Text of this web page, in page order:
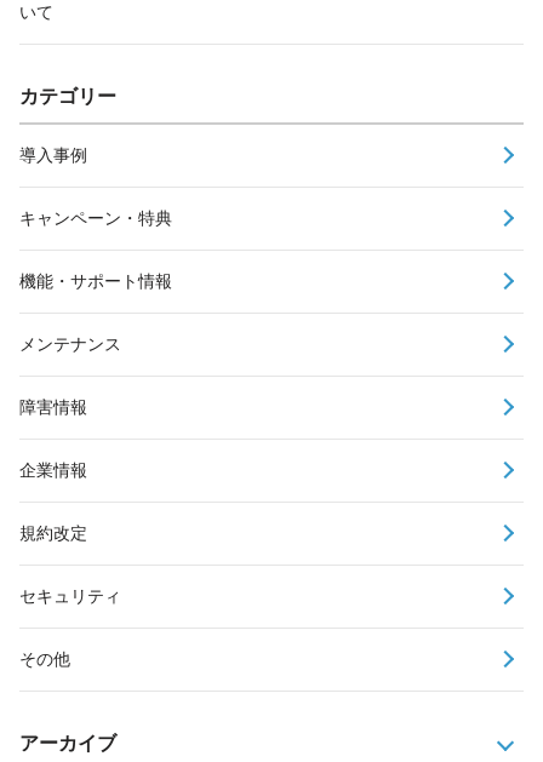
いて
カテゴリー
導入事例
キャンペーン・特典
機能・サポート情報
メンテナンス
障害情報
企業情報
規約改定
セキュリティ
その他
アーカイブ